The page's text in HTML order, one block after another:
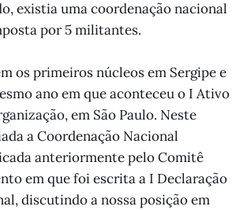
existia uma coordenação nacional
por 5 militantes.
os primeiros núcleos em Sergipe e
ano em que aconteceu o I Ativo
em São Paulo. Neste
a Coordenação Nacional
anteriormente pelo Comitê
em que foi escrita a I Declaração
discutindo a nossa posição em